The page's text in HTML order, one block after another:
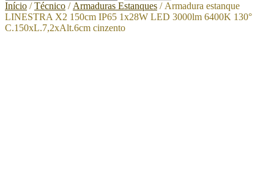
Início /Técnico / Armaduras Estanques / Armadura estanque
LINESTRA X2 150cm IP65 1x28W LED 3000lm 6400K 130°
C.150xL.7,2xAlt.6cm cinzento